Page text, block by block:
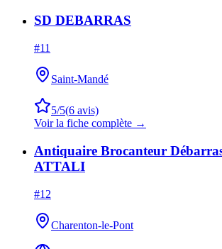
SD DEBARRAS
#11
Saint-Mandé
5/5(6 avis)
Voir la fiche complète →
Antiquaire Brocanteur
ATTALI
#12
Charenton-le-Pont